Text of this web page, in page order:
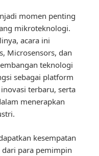
momen penting
mikroteknologi.
acara ini
Microsensors, dan
teknologi
sebagai platform
terbaru, serta
menerapkan
kesempatan
para pemimpin